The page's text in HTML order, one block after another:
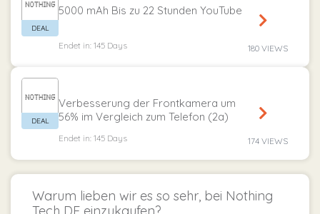
5000 mAh Bis zu 22 Stunden YouTube
Endet in: 145 Days 180 VIEWS
Verbesserung der Frontkamera um
56% im Vergleich zum Telefon (2a)
Endet in: 145 Days 174 VIEWS
Warum lieben wir es so sehr, bei Nothing